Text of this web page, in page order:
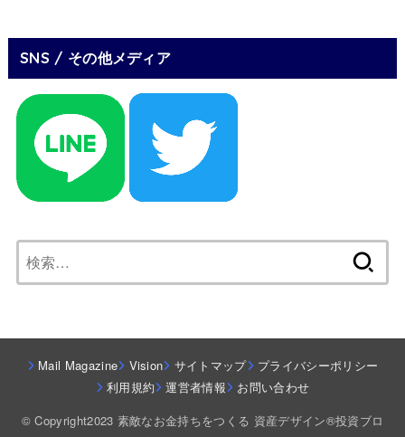
SNS / その他メディア
索:
Mail Magazine Vision サイトマップ
プライバシーポリシー
利用規約
運営者情報
お問い合わせ
© Copyright2023 素敵なお金持ちをつくる 資産デザイン®投資ブロ